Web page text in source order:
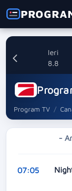
Ieri
8.8
Program TV
-
07:05